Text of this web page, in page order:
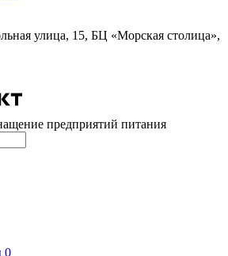
улица, 15, БЦ «Морская столица»,
предприятий питания
0